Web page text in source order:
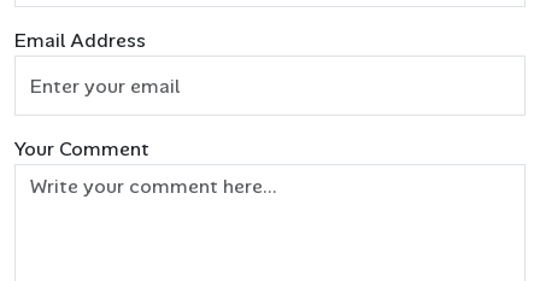
Email Address
Your Comment